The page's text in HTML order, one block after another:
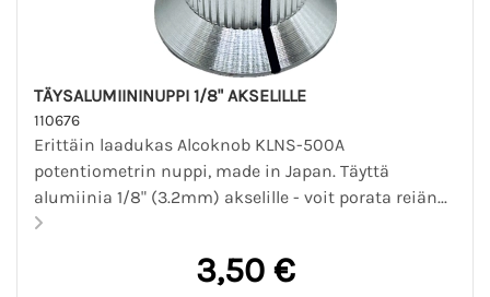
TÄYSALUMIININUPPI 1/8" AKSELILLE
110676
Erittäin laadukas Alcoknob KLNS-500A
potentiometrin nuppi, made in Japan. Täyttä
alumiinia 1/8" (3.2mm) akselille - voit porata reiän...
3,50 €